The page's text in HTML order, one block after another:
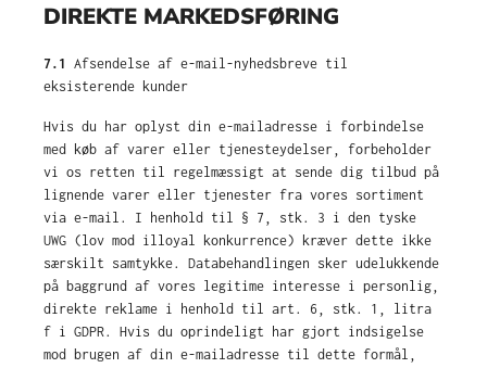
DIREKTE MARKEDSFØRING
7.1 Afsendelse af e-mail-nyhedsbreve til
eksisterende kunder
Hvis du har oplyst din e-mailadresse i forbindelse
med køb af varer eller tjenesteydelser, forbeholder
vi os retten til regelmæssigt at sende dig tilbud på
lignende varer eller tjenester fra vores sortiment
via e-mail. I henhold til § 7, stk. 3 i den tyske
UWG (lov mod illoyal konkurrence) kræver dette ikke
særskilt samtykke. Databehandlingen sker udelukkende
på baggrund af vores legitime interesse i personlig,
direkte reklame i henhold til art. 6, stk. 1, litra
f i GDPR. Hvis du oprindeligt har gjort indsigelse
mod brugen af din e-mailadresse til dette formål,